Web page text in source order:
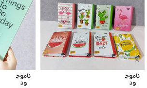
ناموج
ود
ناموج
ود